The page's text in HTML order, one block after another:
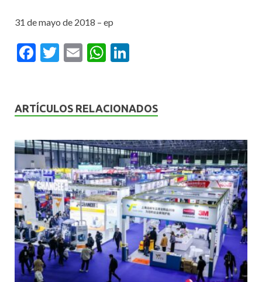
31 de mayo de 2018 – ep
F
b
o
k
T
er
E
l
W
s
p
p
dI
ARTÍCULOS RELACIONADOS